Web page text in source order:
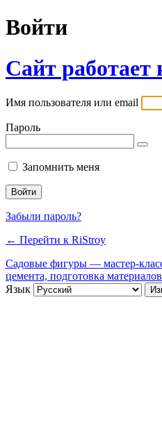
Войти
Сайт работает
Имя пользователя или email
Пароль
Запомнить меня
Забыли пароль?
← Перейти к RiStroy
Садовые фигуры — мастер-
цемента, подготовка
Язык